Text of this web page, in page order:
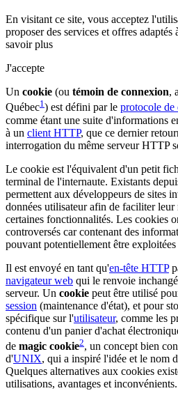
En visitant ce site, vous acceptez
proposer des services et offres adaptés
savoir plus
J'accepte
Un cookie (ou témoin de connexion,
Québec1) est défini par le protocole
comme étant une suite d'informations
à un client HTTP, que ce dernier
interrogation du même serveur HTTP
Le cookie est l'équivalent d'un petit
terminal de l'internaute. Existants
permettent aux développeurs de sites
données utilisateur afin de faciliter
certaines fonctionnalités. Les cookies
controversés car contenant des
pouvant potentiellement être exploitées
Il est envoyé en tant qu'en-tête HTTP
navigateur web qui le renvoie
serveur. Un cookie peut être utilisé
session (maintenance d'état), et pour
spécifique sur l'utilisateur, comme les
contenu d'un panier d'achat
de magic cookie2, un concept bien
d'UNIX, qui a inspiré l'idée et le nom
Quelques alternatives aux cookies
utilisations, avantages et inconvénients.